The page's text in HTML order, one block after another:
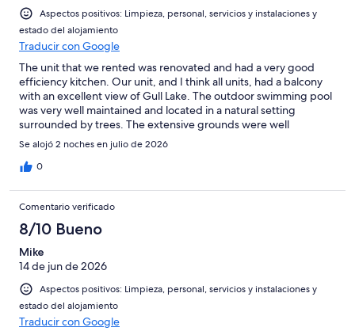
Aspectos positivos: Limpieza, personal, servicios y instalaciones y
estado del alojamiento
Traducir con Google
The unit that we rented was renovated and had a very good
efficiency kitchen. Our unit, and I think all units, had a balcony
with an excellent view of Gull Lake. The outdoor swimming pool
was very well maintained and located in a natural setting
surrounded by trees. The extensive grounds were well
maintained and there was a dock to facilitate swimming in Gull
Lake. The location is excellent, with easy access to many local
tourist features.
Se alojó 2 noches en julio de 2026
0
Comentario verificado
8/10 Bueno
Mike
14 de jun de 2026
Aspectos positivos: Limpieza, personal, servicios y instalaciones y
estado del alojamiento
Traducir con Google